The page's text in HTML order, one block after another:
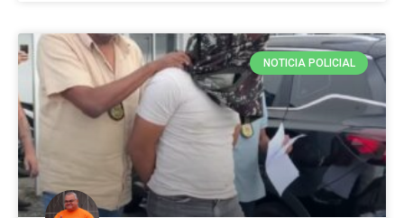
NOTICIA POLICIAL